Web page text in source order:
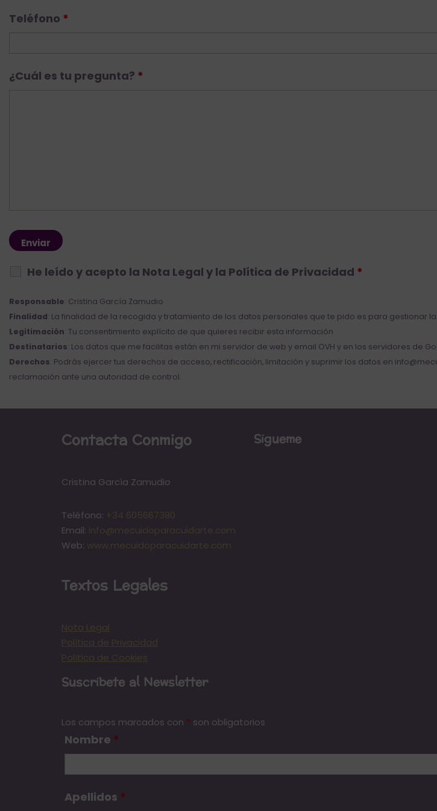
Teléfono *
¿Cuál es tu pregunta? *
He leído y acepto la Nota Legal y la Política de Privacidad *
Responsable: Cristina García Zamudio
Finalidad: La finalidad de la recogida y tratamiento de los datos personales que te pido es para gestionar
Legitimación: Tu consentimiento explícito de que quieres recibir esta información
Destinatarios: Los datos que me facilitas están en mi servidor de web y email OVH y en los servidores de
Derechos: Podrás ejercer tus derechos de acceso, rectificación, limitación y suprimir los datos en
reclamación ante una autoridad de control.
Contacta Conmigo
Cristina García Zamudio
Teléfono:
Email:
Web:
Textos Legales
Sígueme
Suscríbete al Newsletter
Los campos marcados con * son obligatorios
Nombre *
Apellidos *